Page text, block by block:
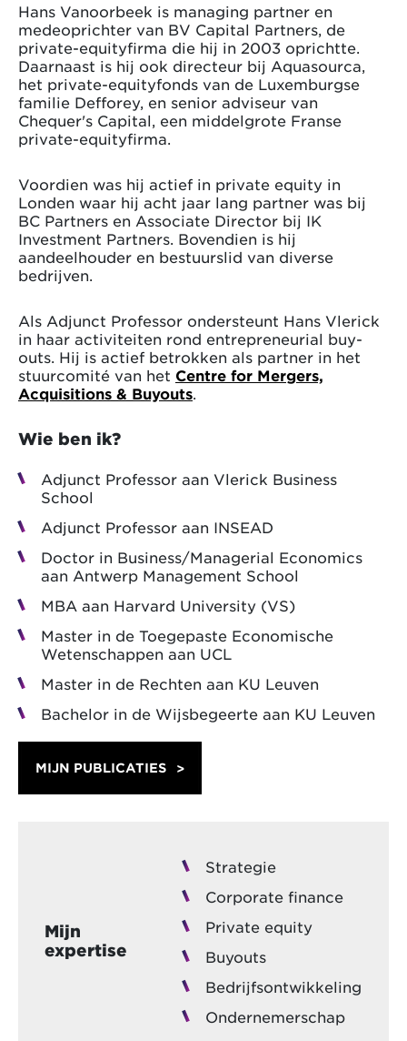
Hans Vanoorbeek is managing partner en
medeoprichter van BV Capital Partners, de
private-equityfirma die hij in 2003 oprichtte.
Daarnaast is hij ook directeur bij Aquasourca,
het private-equityfonds van de Luxemburgse
familie Defforey, en senior adviseur van
Chequer's Capital, een middelgrote Franse
private-equityfirma.
Voordien was hij actief in private equity in
Londen waar hij acht jaar lang partner was bij
BC Partners en Associate Director bij IK
Investment Partners. Bovendien is hij
aandeelhouder en bestuurslid van diverse
bedrijven.
Als Adjunct Professor ondersteunt Hans Vlerick
in haar activiteiten rond entrepreneurial buy-
outs. Hij is actief betrokken als partner in het
stuurcomité van het Centre for Mergers,
Acquisitions & Buyouts
Wie ben ik?
Adjunct Professor aan Vlerick Business
School
Adjunct Professor aan INSEAD
Doctor in Business/Managerial Economics
aan Antwerp Management School
MBA aan Harvard University (VS)
Master in de Toegepaste Economische
Wetenschappen aan UCL
Master in de Rechten aan KU Leuven
Bachelor in de Wijsbegeerte aan KU Leuven
MIJN PUBLICATIES
Mijn
expertise
Strategie
Corporate finance
Private equity
Buyouts
Bedrijfsontwikkeling
Ondernemerschap